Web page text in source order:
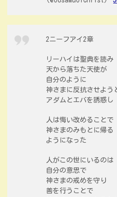
2ニーフアイ2章
リーハイは聖典を読み
天から落ちた天使が
自分のように
神さまに反抗させよう
アダムとエバを誘惑し
人は悔い改めることで
神さまのみもとに帰る
ようになった
人がこの世にいるのは
自分の意思で
神さまの戒めを守り
善を行うことで